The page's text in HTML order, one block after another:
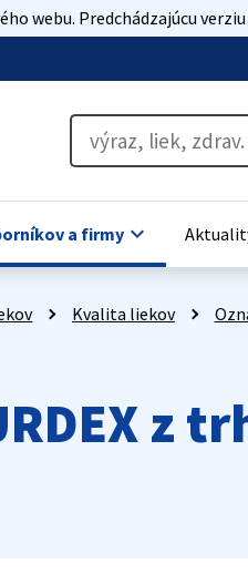
webu. Predchádzajúcu
a firmy keyboard_arrow_down
Kvalita liekov
z